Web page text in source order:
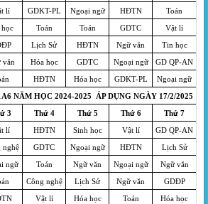
lí GDKT-PL Ngoại ngữ HĐTN
Toán
Toán Toán GDTC
Vật lí
Lịch Sử HĐTN Ngữ văn
Tin học
văn Hóa học GDTC Ngoại ngữ
GD QP-AN
HĐTN Hóa học GDKT-PL
Ngoại ngữ
NĂM HỌC 2024-2025 ÁP DỤNG NGÀY 17/2/2025
3 Thứ 4 Thứ 5 Thứ 6 Thứ 7
lí HĐTN Sinh học Vật lí
GD QP-AN
nghệ GDTC Ngoại ngữ HĐTN
Lịch Sử
ngữ Toán Ngữ văn Ngoại ngữ
Ngữ văn
Công nghệ Lịch Sử Ngữ văn
GDĐP
Vật lí Hóa học Toán Hóa học